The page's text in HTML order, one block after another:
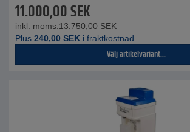
11.000,00SEK
inkl. moms. 13.750,00 SEK
Plus 240,00 SEK i fraktkostnad
Välj artikelvariant...